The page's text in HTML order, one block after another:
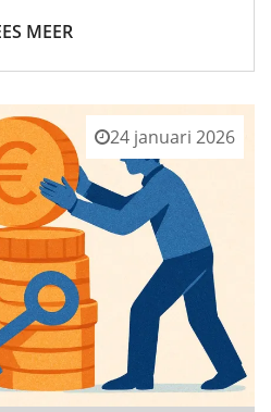
MEER
24 januari 2026